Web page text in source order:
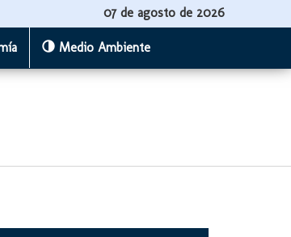
07 de agosto de 2026
Medio Ambiente